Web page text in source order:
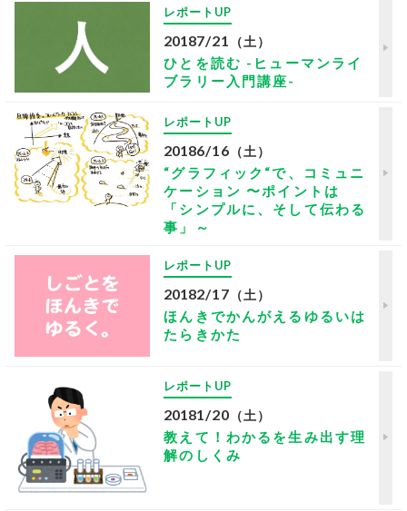
レポートUP
20187/21 （土）
ひとを読む -ヒューマンライ
ブラリー入門講座-
レポートUP
20186/16 （土）
“グラフィック“で、コミュニ
ケーション 〜ポイントは
「シンプルに、そして伝わる
事」～
レポートUP
20182/17 （土）
ほんきでかんがえるゆるいは
たらきかた
レポートUP
20181/20 （土）
教えて！わかるを生み出す理
解のしくみ